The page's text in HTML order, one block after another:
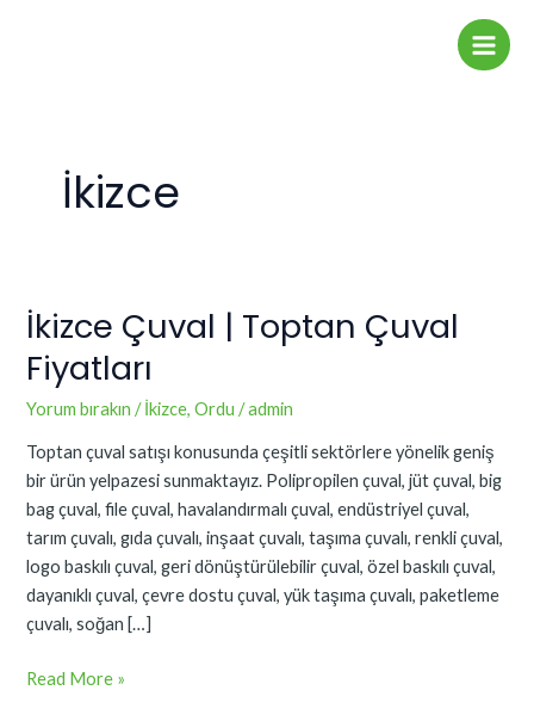
Main
İkizce
İkizce Çuval | Toptan Çuval
Fiyatları
Yorum bırakın /İkizce,Ordu /admin
Toptan çuval satışı konusunda çeşitli sektörlere yönelik geniş
bir ürün yelpazesi sunmaktayız. Polipropilen çuval, jüt çuval, big
bag çuval, file çuval, havalandırmalı çuval, endüstriyel çuval,
tarım çuvalı, gıda çuvalı, inşaat çuvalı, taşıma çuvalı, renkli çuval,
logo baskılı çuval, geri dönüştürülebilir çuval, özel baskılı çuval,
dayanıklı çuval, çevre dostu çuval, yük taşıma çuvalı, paketleme
çuvalı, soğan […]
İkizce
|
Toptan
Fiyatları
Read More »